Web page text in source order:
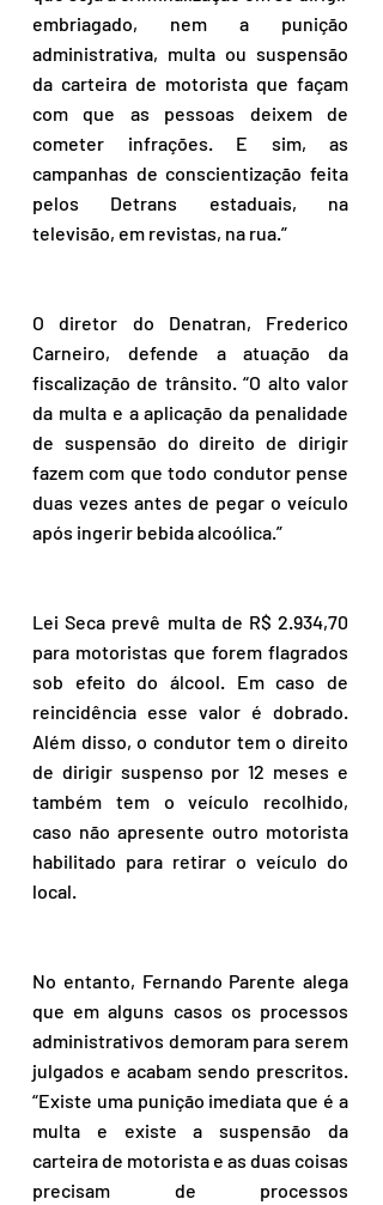
embriagado, nem a punição
administrativa, multa ou suspensão
da carteira de motorista que façam
com que as pessoas deixem de
cometer infrações. E sim, as
campanhas de conscientização feita
pelos Detrans estaduais, na
televisão, em revistas, na rua.”
O diretor do Denatran, Frederico
Carneiro, defende a atuação da
fiscalização de trânsito. “O alto valor
da multa e a aplicação da penalidade
de suspensão do direito de dirigir
fazem com que todo condutor pense
duas vezes antes de pegar o veículo
após ingerir bebida alcoólica.”
Lei Seca prevê multa de R$ 2.934,70
para motoristas que forem flagrados
sob efeito do álcool. Em caso de
reincidência esse valor é dobrado.
Além disso, o condutor tem o direito
de dirigir suspenso por 12 meses e
também tem o veículo recolhido,
caso não apresente outro motorista
habilitado para retirar o veículo do
local.
No entanto, Fernando Parente alega
que em alguns casos os processos
administrativos demoram para serem
julgados e acabam sendo prescritos.
“Existe uma punição imediata que é a
multa e existe a suspensão da
carteira de motorista e as duas coisas
precisam de processos